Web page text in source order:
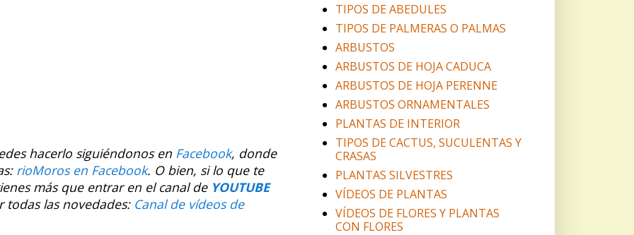
hacerlo siguiéndonos en Facebook, donde
rioMoros en Facebook. O bien, si lo que te
más que entrar en el canal de YOUTUBE
todas las novedades: Canal de vídeos de
TIPOS DE ABEDULES
TIPOS DE PALMERAS O PALMAS
ARBUSTOS
ARBUSTOS DE HOJA CADUCA
ARBUSTOS DE HOJA PERENNE
ARBUSTOS ORNAMENTALES
PLANTAS DE INTERIOR
TIPOS DE CACTUS, SUCULENTAS Y
CRASAS
PLANTAS SILVESTRES
VÍDEOS DE PLANTAS
VÍDEOS DE FLORES Y PLANTAS
CON FLORES